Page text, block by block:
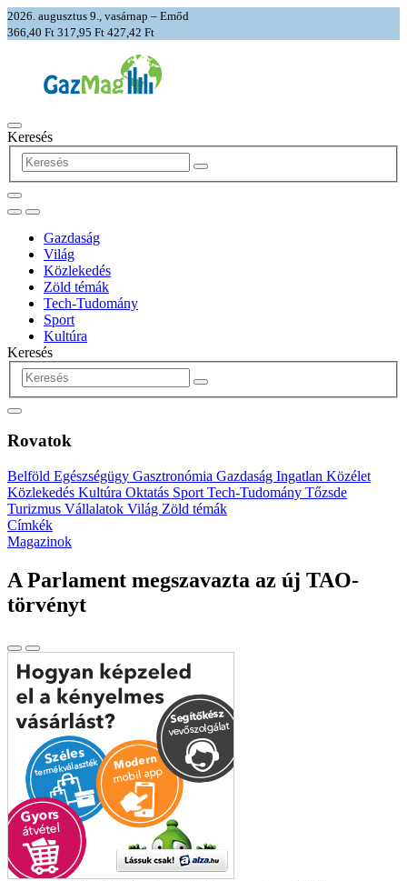
2026. augusztus 9., vasárnap – Emőd
366,40 Ft 317,95 Ft 427,42 Ft
Keresés
Gazdaság
Világ
Közlekedés
Zöld témák
Tech-Tudomány
Sport
Kultúra
Keresés
Rovatok
Belföld Egészségügy Gasztronómia Gazdaság Ingatlan Közélet
Közlekedés Kultúra Oktatás Sport Tech-Tudomány Tőzsde
Turizmus Vállalatok Világ Zöld témák
Címkék
Magazinok
A Parlament megszavazta az új TAO-
törvényt